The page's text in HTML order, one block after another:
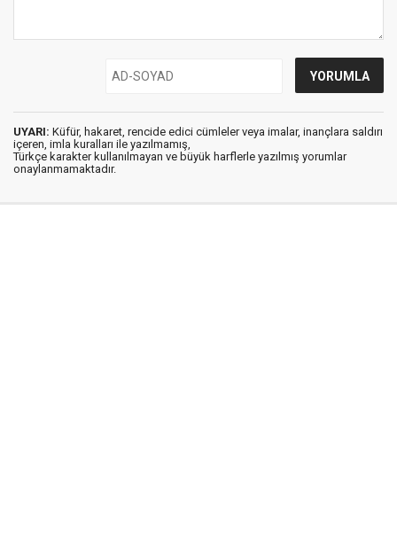
UYARI: Küfür, hakaret, rencide edici cümleler veya imalar, inançlara saldırı
içeren, imla kuralları ile yazılmamış,
Türkçe karakter kullanılmayan ve büyük harflerle yazılmış yorumlar
onaylanmamaktadır.